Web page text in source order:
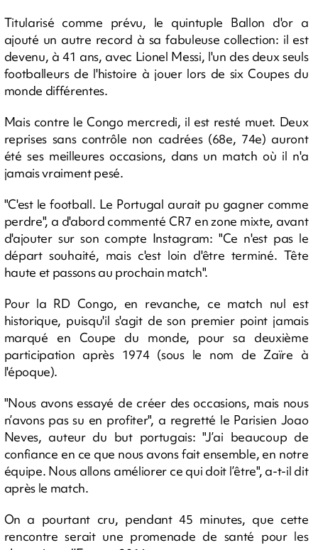
Titularisé comme prévu, le quintuple Ballon d'or a
ajouté un autre record à sa fabuleuse collection: il est
devenu, à 41 ans, avec Lionel Messi, l'un des deux seuls
footballeurs de l'histoire à jouer lors de six Coupes du
monde différentes.
Mais contre le Congo mercredi, il est resté muet. Deux
reprises sans contrôle non cadrées (68e, 74e) auront
été ses meilleures occasions, dans un match où il n'a
jamais vraiment pesé.
"C'est le football. Le Portugal aurait pu gagner comme
perdre", a d'abord commenté CR7 en zone mixte, avant
d'ajouter sur son compte Instagram: "Ce n'est pas le
départ souhaité, mais c'est loin d'être terminé. Tête
haute et passons au prochain match".
Pour la RD Congo, en revanche, ce match nul est
historique, puisqu'il s'agit de son premier point jamais
marqué en Coupe du monde, pour sa deuxième
participation après 1974 (sous le nom de Zaïre à
l'époque).
"Nous avons essayé de créer des occasions, mais nous
n’avons pas su en profiter", a regretté le Parisien Joao
Neves, auteur du but portugais: "J’ai beaucoup de
confiance en ce que nous avons fait ensemble, en notre
équipe. Nous allons améliorer ce qui doit l’être", a-t-il dit
après le match.
On a pourtant cru, pendant 45 minutes, que cette
rencontre serait une promenade de santé pour les